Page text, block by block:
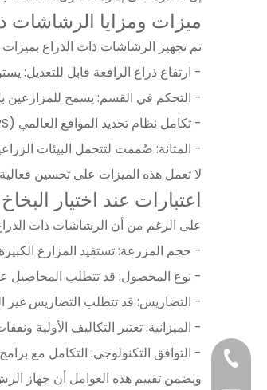
ميزات ومزايا الرشاشات
تم تجهيز الرشاشات ذات الذراع بميزات
- ارتفاع ذراع الرافعة قابل للتعديل:
- التحكم في القسم: يسمح للمزارعين
- تكامل نظام تحديد المواقع العالمي (GPS): تشتمل آلات الرش الحديثة غالبًا على تقنية نظام تحديد المواقع العالمي (GPS) للزراعة الدقيقة، مما يؤدي إلى تحسين الدقة والكفاءة.
- المتانة: صُممت لتتحمل البيئات
لا تعمل هذه الميزات على تحسين
اعتبارات عند اختيار البخاخ
على الرغم من أن الرشاشات ذات
- حجم المزرعة: تستفيد المزارع
- نوع المحصول: قد تتطلب المحاصيل
- التضاريس: قد تتطلب التضاريس غير
- الميزانية: تعتبر التكاليف الأولية
- التوافق التكنولوجي: التكامل مع
ويضمن تقييم هذه العوامل أن جهاز
+86-